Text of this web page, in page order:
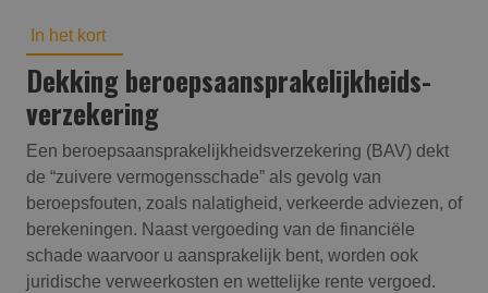
In het kort
Dekking beroepsaansprakelijk­heids­
verzekering
Een beroepsaansprakelijkheidsverzekering (BAV) dekt
de “zuivere vermogensschade” als gevolg van
beroepsfouten, zoals nalatigheid, verkeerde adviezen, of
berekeningen. Naast vergoeding van de financiële
schade waarvoor u aansprakelijk bent, worden ook
juridische verweerkosten en wettelijke rente vergoed.